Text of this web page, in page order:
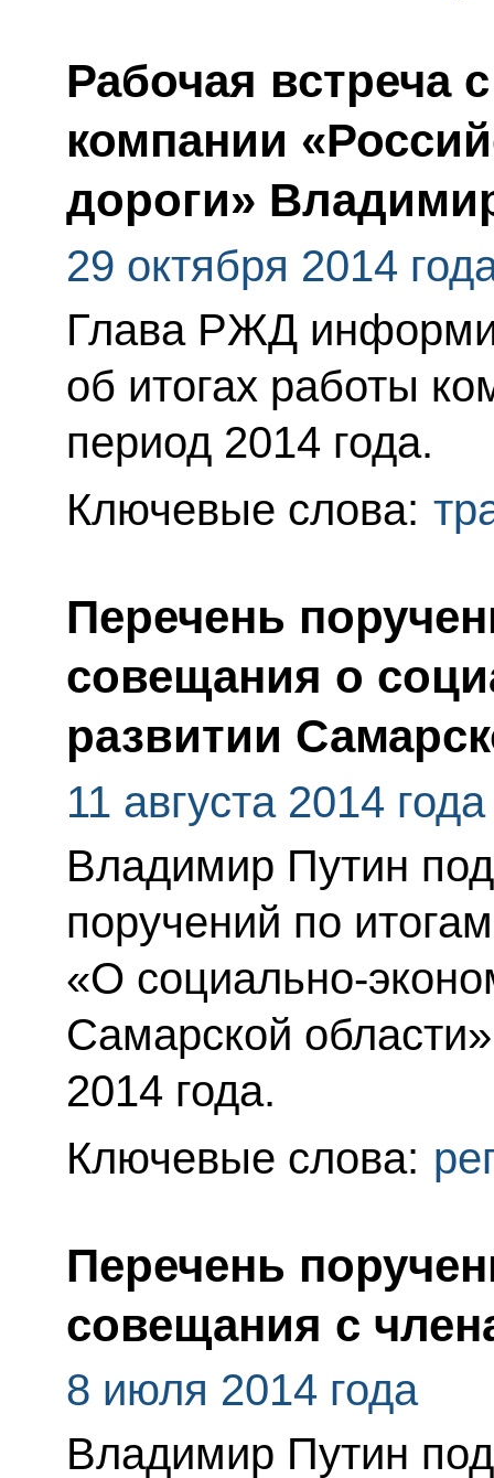
Рабочая встреча
компании
дороги»
29 октября 2014
Глава РЖД
об итогах работы
период 2014 года.
Ключевые слова:
Перечень
совещания о
развитии
11 августа 2014 года
Владимир Путин
поручений по
«О социально-
Самарской
2014 года.
Ключевые слова:
Перечень
совещания с
8 июля 2014 года
Владимир Путин